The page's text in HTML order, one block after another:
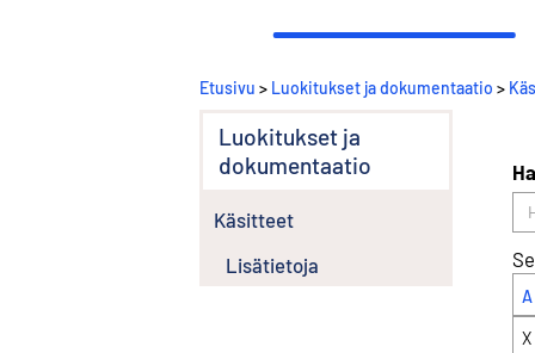
Etusivu > Luokitukset ja dokumentaatio >
Luokitukset ja
dokumentaatio
Käsitteet
Lisätietoja
A
X